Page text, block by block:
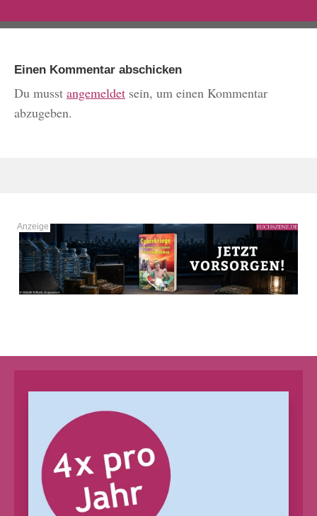
Einen Kommentar abschicken
Du musst angemeldet sein, um einen Kommentar
abzugeben.